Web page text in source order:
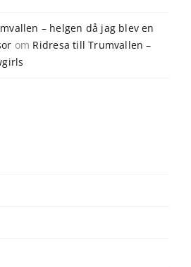
– helgen då jag blev en
om Ridresa till Trumvallen –